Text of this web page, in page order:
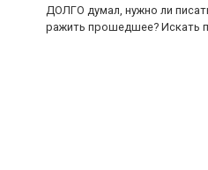
ДОЛГО думал, нужно ли
ражить прошедшее? Искать